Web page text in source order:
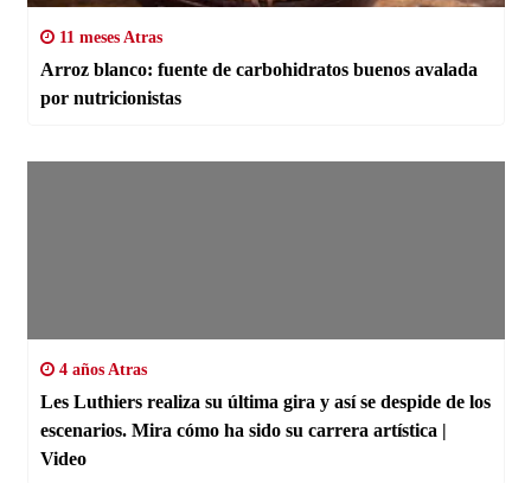
11 meses Atras
Arroz blanco: fuente de carbohidratos buenos avalada
por nutricionistas
4 años Atras
Les Luthiers realiza su última gira y así se despide de los
escenarios. Mira cómo ha sido su carrera artística |
Video